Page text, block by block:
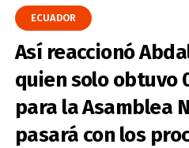
ECUADOR
Así reaccionó
quien solo obtuvo
para la Asamblea
pasará con los